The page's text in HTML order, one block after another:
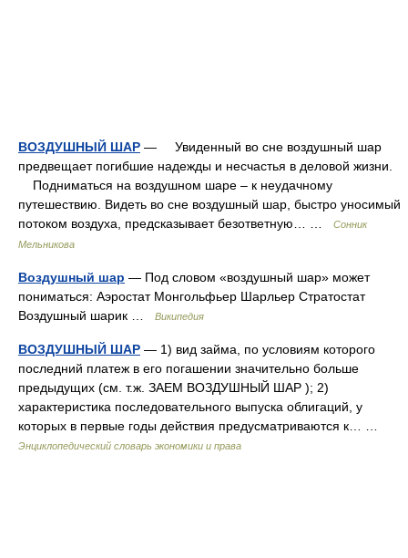
ВОЗДУШНЫЙ ШАР — Увиденный во сне воздушный шар
предвещает погибшие надежды и несчастья в деловой жизни.
Подниматься на воздушном шаре – к неудачному
путешествию. Видеть во сне воздушный шар, быстро уносимый
потоком воздуха, предсказывает безответную… …
Сонник
Мельникова
Воздушный шар — Под словом «воздушный шар» может
пониматься: Аэростат Монгольфьер Шарльер Стратостат
Воздушный шарик …
Википедия
ВОЗДУШНЫЙ ШАР — 1) вид займа, по условиям которого
последний платеж в его погашении значительно больше
предыдущих (см. т.ж. ЗАЕМ ВОЗДУШНЫЙ ШАР ); 2)
характеристика последовательного выпуска облигаций, у
которых в первые годы действия предусматриваются к… …
Энциклопедический словарь экономики и права